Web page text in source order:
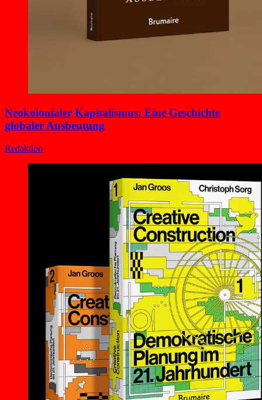
Neokolonialer Kapitalismus: Eine Geschichte
globaler Ausbeutung
Redaktion